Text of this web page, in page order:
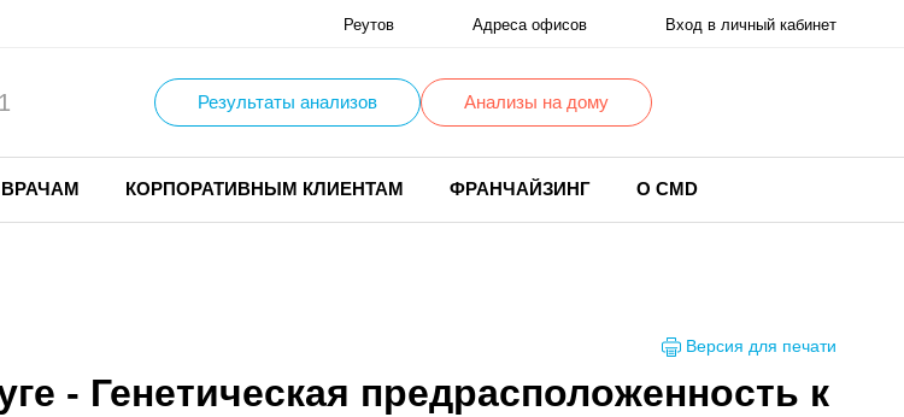
Реутов Адреса офисов Вход в личный кабинет
Результаты анализов Анализы на дому
ВРАЧАМ КОРПОРАТИВНЫМ КЛИЕНТАМ ФРАНЧАЙЗИНГ О CMD
Версия для печати
- Генетическая предрасположенность к